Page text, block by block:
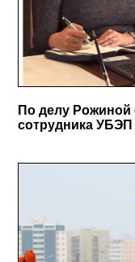
По делу
сотрудника